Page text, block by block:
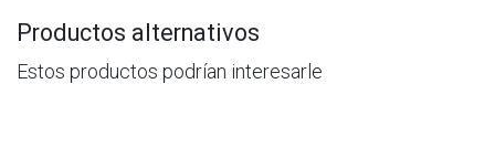
Productos alternativos
Estos productos podrían interesarle